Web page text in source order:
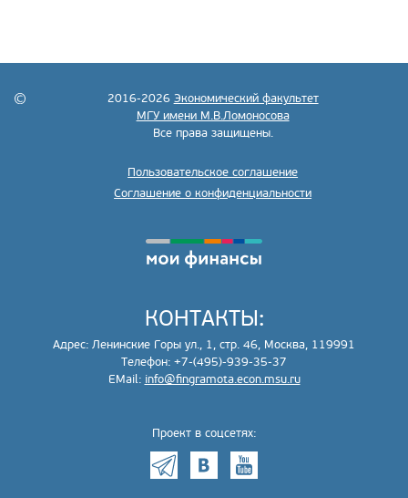
2016-2026 Экономический факультет
МГУ имени М.В.Ломоносова
Все права защищены.
Пользовательское соглашение
Соглашение о конфиденциальности
КОНТАКТЫ:
Адрес: Ленинские Горы ул., 1, стр. 46, Москва, 119991
Телефон: +7-(495)-939-35-37
EMail: info@fingramota.econ.msu.ru
Проект в соцсетях: